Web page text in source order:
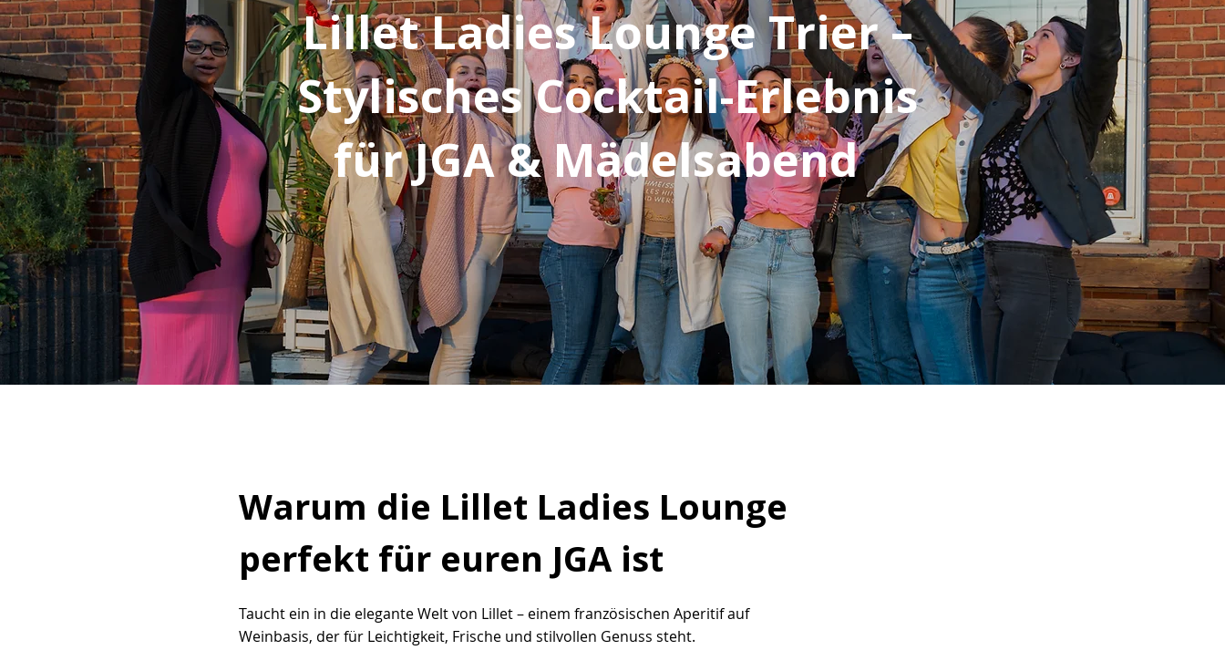
Lillet Ladies Lounge Trier –
Stylisches Cocktail-Erlebnis
für JGA & Mädelsabend
Warum die Lillet Ladies Lounge
perfekt für euren JGA ist
Taucht ein in die elegante Welt von Lillet – einem französischen Aperitif auf
Weinbasis, der für Leichtigkeit, Frische und stilvollen Genuss steht.